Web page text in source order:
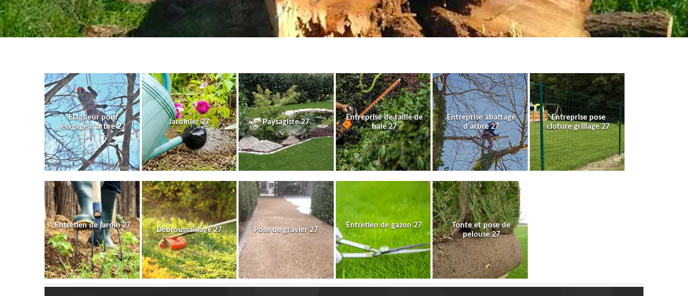
Elagueur pour
élagage d'arbre 27
Jardinier 27 Paysagiste 27
Entreprise de taille de
haie 27
Entreprise abattage
d'arbre 27
Entreprise pose
cloture grillage 27
Entretien de jardin 27
Débroussaillage 27 Pose de gravier 27
Entretien de gazon 27
Tonte et pose de
pelouse 27